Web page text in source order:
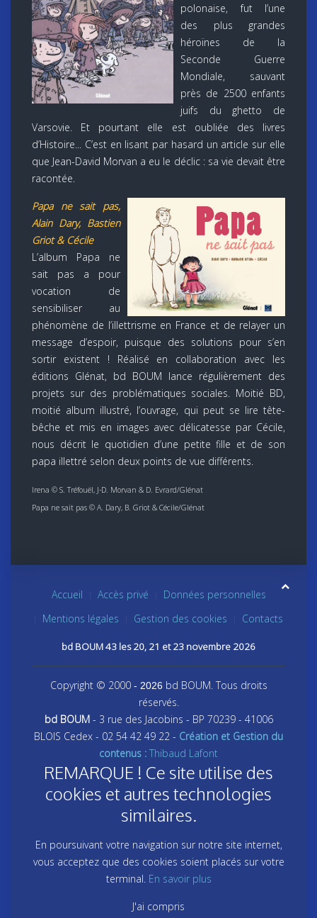
polonaise, fut l’une
des plus grandes
héroïnes de la
Seconde Guerre
Mondiale, sauvant
près de 2500 enfants
juifs du ghetto de
Varsovie. Et pourtant elle est oubliée des livres
d’Histoire... C’est en lisant par hasard un article sur elle
que Jean-David Morvan a eu le déclic : sa vie devait être
racontée.
Papa ne sait pas,
Alain Dary, Bastien
Griot & Cécile
L’album Papa ne
sait pas a pour
vocation de
sensibiliser au
phénomène de l’illettrisme en France et de relayer un
message d’espoir, puisque des solutions pour s’en
sortir existent ! Réalisé en collaboration avec les
éditions Glénat, bd BOUM lance régulièrement des
projets sur des problématiques sociales. Moitié BD,
moitié album illustré, l’ouvrage, qui peut se lire tête-
bêche et mis en images avec délicatesse par Cécile,
nous décrit le quotidien d’une petite fille et de son
papa illettré selon deux points de vue différents.
Irena © S. Tréfouël, J-D. Morvan & D. Evrard/Glénat
Papa ne sait pas © A. Dary, B. Griot & Cécile/Glénat
Accueil Accès privé
Données personnelles
Mentions légales
Gestion des cookies Contacts
bd BOUM 43 les 20, 21 et 23 novembre 2026
Copyright © 2000- 2026 bd BOUM. Tous droits
réservés.
bd BOUM- 3 rue des Jacobins - BP 70239 - 41006
BLOIS Cedex - 02 54 42 49 22 - Création et Gestion du
contenus : Thibaud Lafont
REMARQUE ! Ce site utilise des
cookies et autres technologies
similaires.
En poursuivant votre navigation sur notre site internet,
vous acceptez que des cookies soient placés sur votre
terminal. En savoir plus
J'ai compris